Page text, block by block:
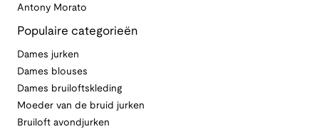
Antony Morato
Populaire categorieën
Dames jurken
Dames blouses
Dames bruiloftskleding
Moeder van de bruid jurken
Bruiloft avondjurken